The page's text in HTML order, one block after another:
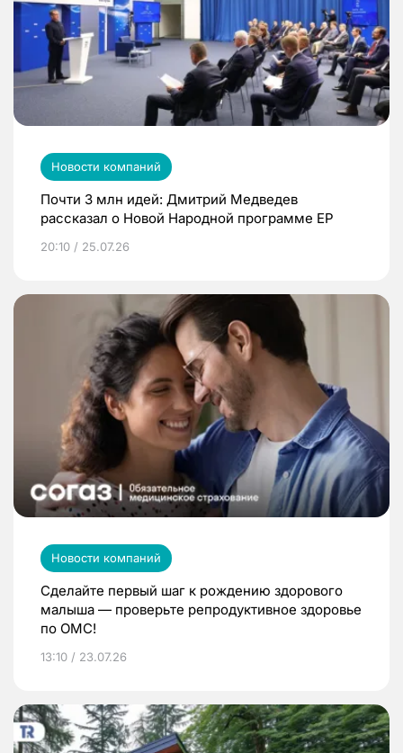
Новости компаний
Почти 3 млн идей: Дмитрий Медведев
рассказал о Новой Народной программе ЕР
20:10 / 25.07.26
Новости компаний
Сделайте первый шаг к рождению здорового
малыша — проверьте репродуктивное здоровье
по ОМС!
13:10 / 23.07.26